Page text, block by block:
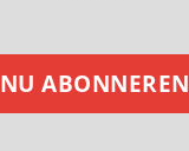
NU ABONNEREN